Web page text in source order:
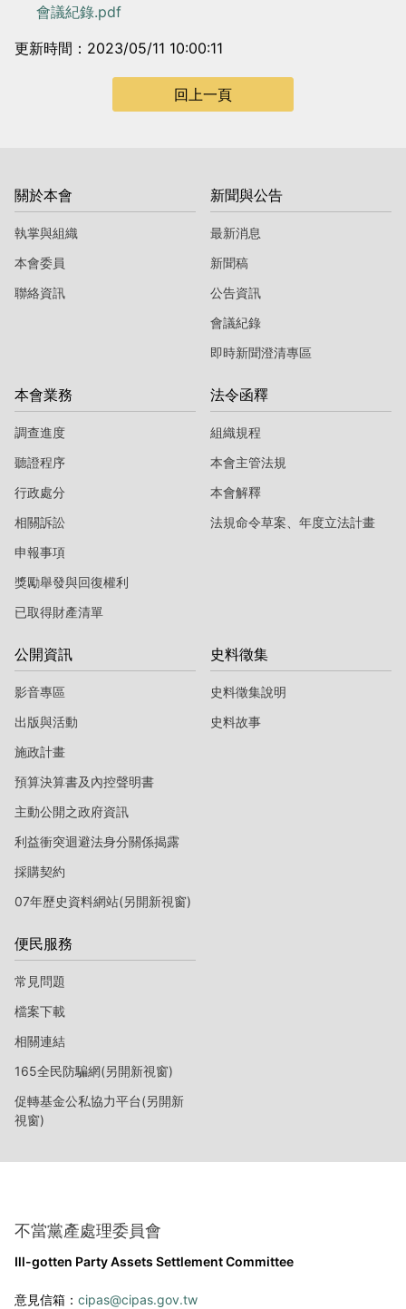
會議紀錄.pdf
更新時間：2023/05/11 10:00:11
回上一頁
關於本會
執掌與組織
本會委員
聯絡資訊
新聞與公告
最新消息
新聞稿
公告資訊
會議紀錄
即時新聞澄清專區
本會業務
調查進度
聽證程序
行政處分
相關訴訟
申報事項
獎勵舉發與回復權利
已取得財產清單
法令函釋
組織規程
本會主管法規
本會解釋
法規命令草案、年度立法計畫
公開資訊
影音專區
出版與活動
施政計畫
預算決算書及內控聲明書
主動公開之政府資訊
利益衝突迴避法身分關係揭露
採購契約
07年歷史資料網站(另開新視窗)
史料徵集
史料徵集說明
史料故事
便民服務
常見問題
檔案下載
相關連結
165全民防騙網(另開新視窗)
促轉基金公私協力平台(另開新
視窗)
不當黨產處理委員會
Ill-gotten Party Assets Settlement Committee
意見信箱： cipas@cipas.gov.tw